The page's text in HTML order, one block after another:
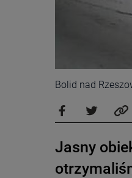
Bolid nad
Jasny